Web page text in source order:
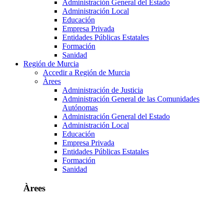
Administración General del Estado
Administración Local
Educación
Empresa Privada
Entidades Públicas Estatales
Formación
Sanidad
Región de Murcia
Accedir a Región de Murcia
Àrees
Administración de Justicia
Administración General de las Comunidades
Autónomas
Administración General del Estado
Administración Local
Educación
Empresa Privada
Entidades Públicas Estatales
Formación
Sanidad
Àrees